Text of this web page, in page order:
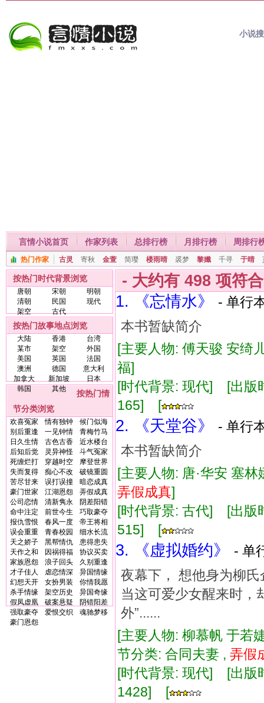
小说
言情小说首页 作家列表 总排行榜 月排行榜 周排行
热门作家 古灵 寄秋 金萱 简璎 楼雨晴 裘梦 黎孅 千寻 于晴
按热门时代背景浏览
唐朝 宋朝
明朝
清朝
民国
现代
架空
古代
按热门故事地点浏览
大陆 香港
台湾
某市
架空
外国
美国
英国
法国
澳洲
德国
意大利
加拿大
新加坡
日本
韩国
其他
按热门情
节分类浏览
欢喜冤家 情有独钟
候门似海
别后重逢
一见钟情
青梅竹马
日久生情
古色古香
近水楼台
后知后觉
灵异神怪
斗气冤家
死缠烂打
穿越时空
摩登世界
失而复得
痴心不改
破镜重圆
苦尽甘来
误打误撞
暗恋成真
豪门世家
江湖恩怨
弄假成真
公司恋情
清新隽永
阴差阳错
命中注定
前世今生
巧取豪夺
报仇雪恨
春风一度
帝王将相
误会重重
青春校园
细水长流
天之娇子
黑帮情仇
患得患失
天作之和
因祸得福
协议买卖
家族恩怨
浪子回头
久别重逢
才子佳人
虐恋情深
异国情缘
幻想天开
女扮男装
你情我愿
杀手情缘
架空历史
异国奇缘
假凤虚凰
破案悬疑
阴错阳差
强取豪夺
爱恨交织
魂驰梦移
豪门恩怨
- 大约有 498 项符
1. 《忘情水》
- 单行
本书暂缺简介
[主要人物: 傅天骏 安
福]
[时代背景: 现代] [出
165] [
2. 《天堂谷》
- 单行
本书暂缺简介
[主要人物: 唐·华安 塞
弄假成真]
[时代背景: 古代] [出
515] [
3. 《虚拟婚约》
- 单
夜幕下， 想他身为柳
当这可爱少女醒来时，
外”......
[主要人物: 柳慕帆 于
节分类: 合同夫妻 , 弄假
[时代背景: 现代] [出
1428] [